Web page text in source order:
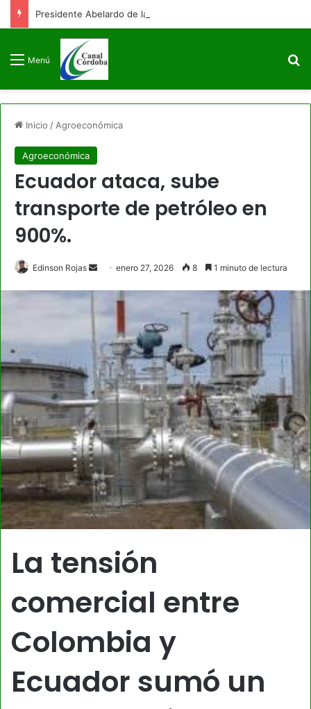
Menú
Inicio / Agroeconómica
Agroeconómica
Ecuador ataca, sube
transporte de petróleo en
900%.
Edinson Rojas
Send
email
enero 27, 2026 8 1 minuto de lectura
La tensión
comercial entre
Colombia y
Ecuador sumó un